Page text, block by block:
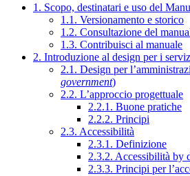
1. Scopo, destinatari e uso del
1.1. Versionamento e storico
1.2. Consultazione del
1.3. Contribuisci al manuale
2. Introduzione al design per i
2.1. Design per
government)
2.2. L’approccio progettuale
2.2.1. Buone pratiche
2.2.2. Principi
2.3. Accessibilità
2.3.1. Definizione
2.3.2. Accessibilità by
2.3.3. Principi per